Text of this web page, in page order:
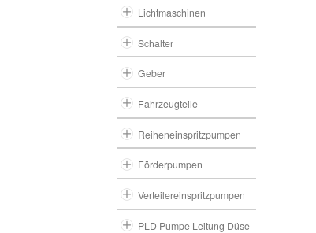
Lichtmaschinen
Schalter
Geber
Fahrzeugteile
Reiheneinspritzpumpen
Förderpumpen
Verteilereinspritzpumpen
PLD Pumpe Leitung Düse